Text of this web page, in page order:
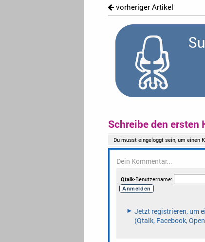
vorheriger Artikel
Schreibe den ersten